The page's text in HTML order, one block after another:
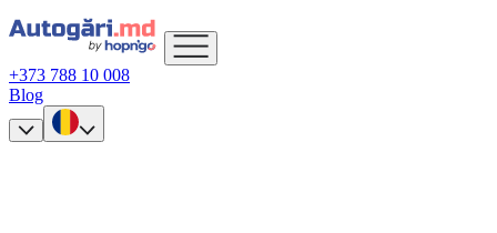
+373 788 10 008
Blog